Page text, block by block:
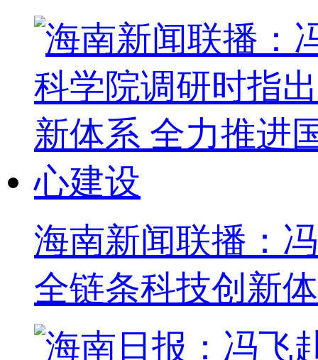
海南新闻联播：
全链条科技创新